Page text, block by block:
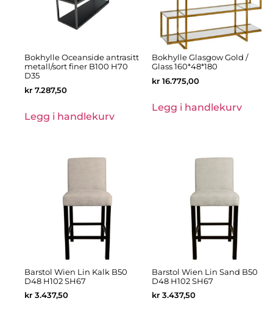
Bokhylle Oceanside antrasitt
metall/sort finer B100 H70
D35
kr 7.287,50
Legg i handlekurv
Bokhylle Glasgow Gold /
Glass 160*48*180
kr 16.775,00
Legg i handlekurv
Barstol Wien Lin Kalk B50
D48 H102 SH67
kr 3.437,50
Barstol Wien Lin Sand B50
D48 H102 SH67
kr 3.437,50